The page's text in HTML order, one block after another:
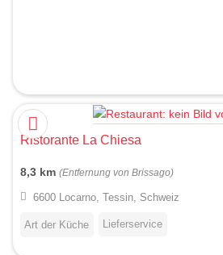
Ristorante La Chiesa
8,3 km (Entfernung von Brissago)
6600 Locarno, Tessin, Schweiz
Art der Küche Lieferservice